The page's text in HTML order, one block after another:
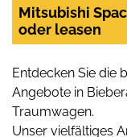
Mitsubishi
oder leasen
Entdecken Sie die
Angebote in
Traumwagen.
Unser vielfältiges